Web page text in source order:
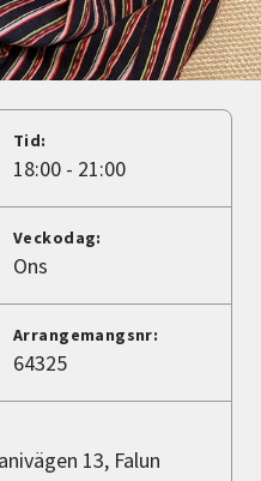
Tid:
18:00 - 21:00
Veckodag:
Ons
Arrangemangsnr:
64325
13, Falun